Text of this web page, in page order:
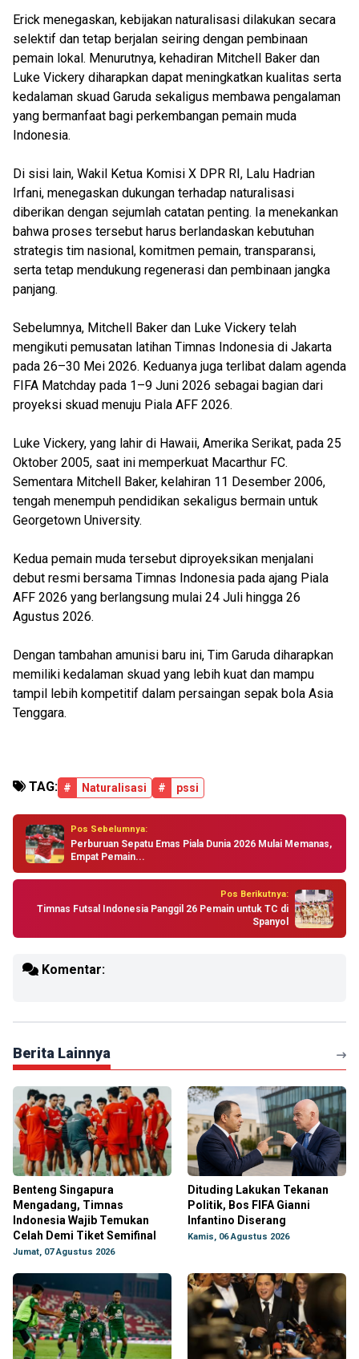
Erick menegaskan, kebijakan naturalisasi dilakukan secara
selektif dan tetap berjalan seiring dengan pembinaan
pemain lokal. Menurutnya, kehadiran Mitchell Baker dan
Luke Vickery diharapkan dapat meningkatkan kualitas serta
kedalaman skuad Garuda sekaligus membawa pengalaman
yang bermanfaat bagi perkembangan pemain muda
Indonesia.
Di sisi lain, Wakil Ketua Komisi X DPR RI, Lalu Hadrian
Irfani, menegaskan dukungan terhadap naturalisasi
diberikan dengan sejumlah catatan penting. Ia menekankan
bahwa proses tersebut harus berlandaskan kebutuhan
strategis tim nasional, komitmen pemain, transparansi,
serta tetap mendukung regenerasi dan pembinaan jangka
panjang.
Sebelumnya, Mitchell Baker dan Luke Vickery telah
mengikuti pemusatan latihan Timnas Indonesia di Jakarta
pada 26–30 Mei 2026. Keduanya juga terlibat dalam agenda
FIFA Matchday pada 1–9 Juni 2026 sebagai bagian dari
proyeksi skuad menuju Piala AFF 2026.
Luke Vickery, yang lahir di Hawaii, Amerika Serikat, pada 25
Oktober 2005, saat ini memperkuat Macarthur FC.
Sementara Mitchell Baker, kelahiran 11 Desember 2006,
tengah menempuh pendidikan sekaligus bermain untuk
Georgetown University.
Kedua pemain muda tersebut diproyeksikan menjalani
debut resmi bersama Timnas Indonesia pada ajang Piala
AFF 2026 yang berlangsung mulai 24 Juli hingga 26
Agustus 2026.
Dengan tambahan amunisi baru ini, Tim Garuda diharapkan
memiliki kedalaman skuad yang lebih kuat dan mampu
tampil lebih kompetitif dalam persaingan sepak bola Asia
Tenggara.
TAG: # Naturalisasi # pssi
Pos Sebelumnya:
Perburuan Sepatu Emas Piala Dunia 2026 Mulai Memanas,
Empat Pemain...
Pos Berikutnya:
Timnas Futsal Indonesia Panggil 26 Pemain untuk TC di
Spanyol
Komentar:
Berita Lainnya
Benteng Singapura
Mengadang, Timnas
Indonesia Wajib Temukan
Celah Demi Tiket Semifinal
Jumat, 07 Agustus 2026
Dituding Lakukan Tekanan
Politik, Bos FIFA Gianni
Infantino Diserang
Kamis, 06 Agustus 2026